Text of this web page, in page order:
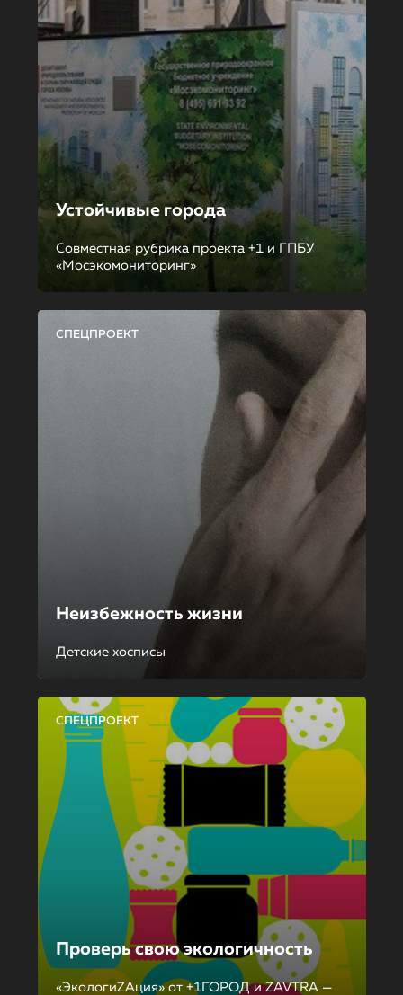
Устойчивые города
Совместная рубрика проекта +1 и ГПБУ
«Мосэкомониторинг»
СПЕЦПРОЕКТ
Неизбежность жизни
Детские хосписы
СПЕЦПРОЕКТ
Проверь свою экологичность
«ЭкологиZAция» от +1ГОРОД и ZAVTRA —